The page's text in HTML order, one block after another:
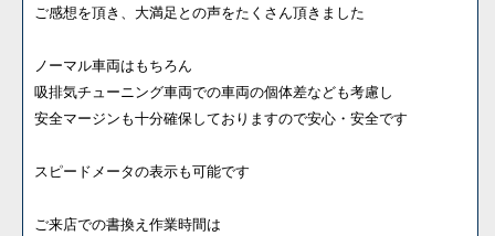
ご感想を頂き、大満足との声をたくさん頂きました
ノーマル車両はもちろん
吸排気チューニング車両での車両の個体差なども考慮し
安全マージンも十分確保しておりますので安心・安全です
スピードメータの表示も可能です
ご来店での書換え作業時間は